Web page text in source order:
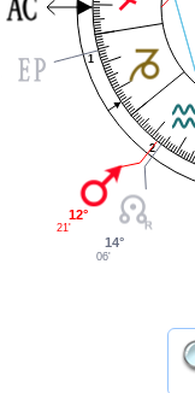
1
2
12°
21'
14°
06'